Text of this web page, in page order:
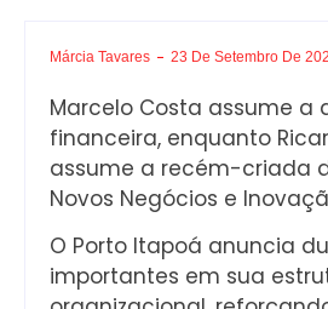
Márcia Tavares 23 De Setembro De
Marcelo Costa assume a
financeira, enquanto
assume a recém-criada
Novos Negócios e
O Porto Itapoá anuncia
importantes em sua